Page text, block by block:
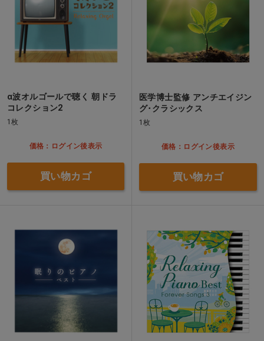
α波オルゴールで聴く 朝ドラ
コレクション2
1枚
価格：ログイン後表示
買い物カゴ
医学博士監修 アンチエイジン
グ･クラシックス
1枚
価格：ログイン後表示
買い物カゴ